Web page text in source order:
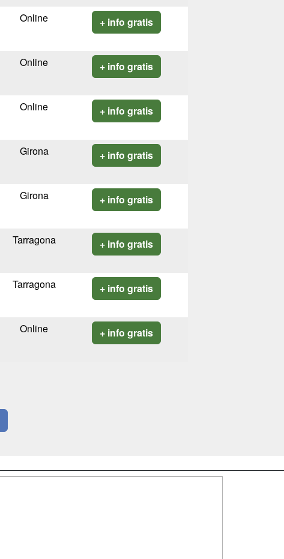
Online + info gratis
Online + info gratis
Online + info gratis
Girona + info gratis
Girona + info gratis
Tarragona + info gratis
Tarragona + info gratis
Online + info gratis